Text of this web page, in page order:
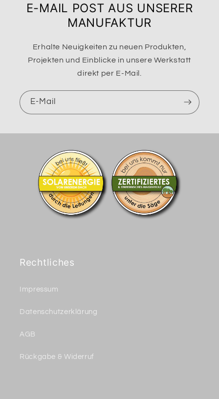
E-MAIL POST AUS UNSERER
MANUFAKTUR
Erhalte Neuigkeiten zu neuen Produkten,
Projekten und Einblicke in unsere Werkstatt
direkt per E-Mail.
E-Mail
Rechtliches
Impressum
Datenschutzerklärung
AGB
Rückgabe & Widerruf